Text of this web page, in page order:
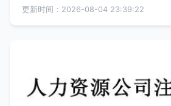
更新时间：2026-08-04 23:39:22